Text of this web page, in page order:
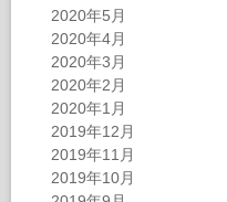
2020年5月
2020年4月
2020年3月
2020年2月
2020年1月
2019年12月
2019年11月
2019年10月